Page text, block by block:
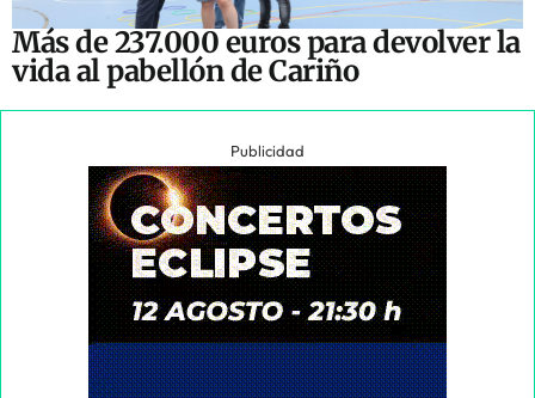
Más de 237.000 euros para devolver la
vida al pabellón de Cariño
Publicidad